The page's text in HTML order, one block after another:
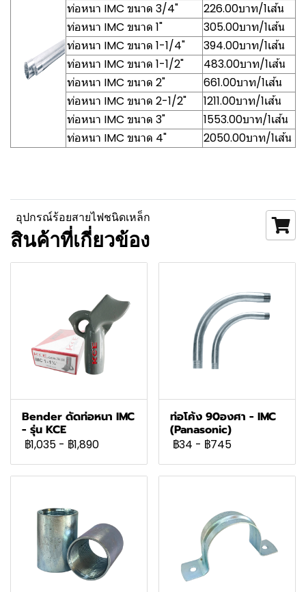
ท่อหนา IMC ขนาด 3/4"
226.00บาท/1เส้น
ท่อหนา IMC ขนาด 1"
305.00บาท/1เส้น
ท่อหนา IMC ขนาด 1-1/4"
394.00บาท/1เส้น
ท่อหนา IMC ขนาด 1-1/2"
483.00บาท/1เส้น
ท่อหนา IMC ขนาด 2"
661.00บาท/1เส้น
ท่อหนา IMC ขนาด 2-1/2"
1211.00บาท/1เส้น
ท่อหนา IMC ขนาด 3"
1553.00บาท/1เส้น
ท่อหนา IMC ขนาด 4"
2050.00บาท/1เส้น
อุปกรณ์ร้อยสายไฟชนิดเหล็ก
สินค้าที่เกี่ยวข้อง
Bender ดัดท่อหนา IMC
- รุ่น KCE
฿1,035 - ฿1,890
ท่อโค้ง 90องศา - IMC
(Panasonic)
฿34 - ฿745